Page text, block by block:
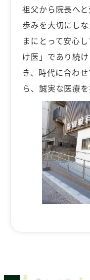
祖父から院長へ
歩みを大切にし
まにとって安心
け医」であり続
き、時代に合わ
ら、誠実な医療